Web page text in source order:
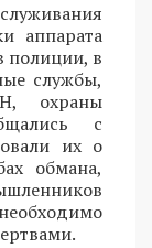
аппарата
полиции, в
службы,
охраны
с
их о
обмана,